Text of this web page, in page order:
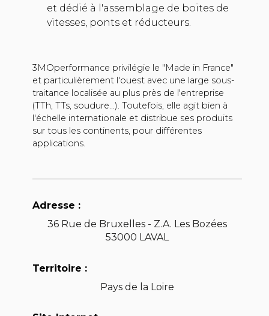
et dédié à l'assemblage de boites de
vitesses, ponts et réducteurs.
3MOperformance privilégie le "Made in France"
et particulièrement l'ouest avec une large sous-
traitance localisée au plus près de l'entreprise
(TTh, TTs, soudure...). Toutefois, elle agit bien à
l'échelle internationale et distribue ses produits
sur tous les continents, pour différentes
applications.
Adresse :
36 Rue de Bruxelles - Z.A. Les Bozées
53000 LAVAL
Territoire :
Pays de la Loire